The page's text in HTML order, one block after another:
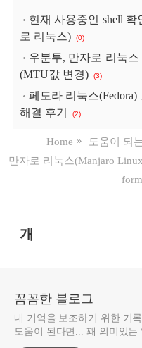
현재 사용중인 shell 확
로 리눅스)
(0)
우분투, 만자로 리눅
(MTU값 변경)
(3)
페도라 리눅스
해결 후기
(2)
Home
도움이 되
만자로 리눅스(Manjaro
개
꼼꼼한 블로그
내 기억을 보조하기 위한 기
도움이 된다면... 꽤 의미있는